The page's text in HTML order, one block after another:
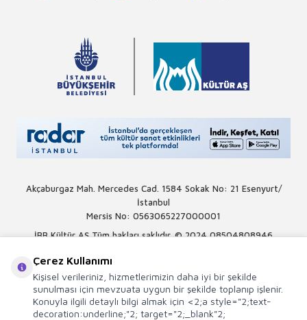
Akçaburgaz Mah. Mercedes Cad. 1584 Sokak No: 21 Esenyurt/
İstanbul
Mersis No: 0563065227000001
İBB Kültür AŞ Tüm hakları saklıdır. © 2024 08504808946
Çerez Kullanımı
Kişisel verileriniz, hizmetlerimizin daha iyi bir şekilde
sunulması için mevzuata uygun bir şekilde toplanıp işlenir.
Konuyla ilgili detaylı bilgi almak için <2;a style="2;text-
decoration:underline;"2; target="2;_blank"2;